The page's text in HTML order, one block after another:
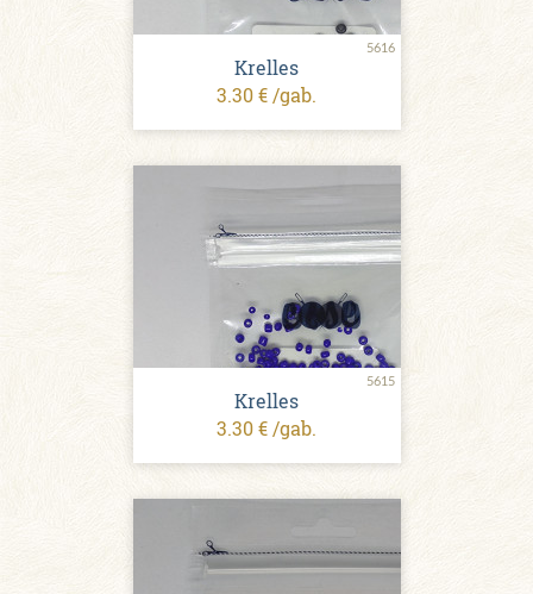
5616
Krelles
3.30 € /gab.
5615
Krelles
3.30 € /gab.